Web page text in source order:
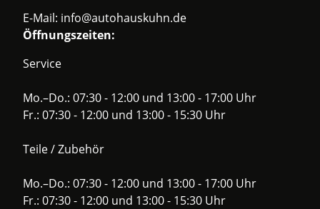
E-Mail: info@autohauskuhn.de
Öffnungszeiten:
Service
Mo.–Do.: 07:30 - 12:00 und 13:00 - 17:00 Uhr
Fr.: 07:30 - 12:00 und 13:00 - 15:30 Uhr
Teile / Zubehör
Mo.–Do.: 07:30 - 12:00 und 13:00 - 17:00 Uhr
Fr.: 07:30 - 12:00 und 13:00 - 15:30 Uhr